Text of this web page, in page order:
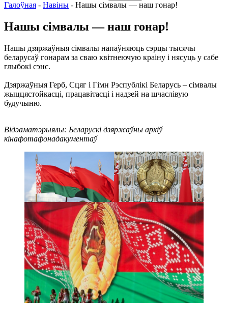
Галоўная - Навіны - Нашы сiмвалы — наш гонар!
Нашы сiмвалы — наш гонар!
Нашы дзяржаўныя сімвалы напаўняюць сэрцы тысячы
беларусаў гонарам за сваю квітнеючую краіну і нясуць у сабе
глыбокі сэнс.
Дзяржаўныя Герб, Сцяг і Гімн Рэспублікі Беларусь – сімвалы
жыццястойкасці, працавітасці і надзей на шчаслівую
будучыню.
Відэаматэрыялы: Беларускі дзяржаўны архіў
кінафотафонадакументаў